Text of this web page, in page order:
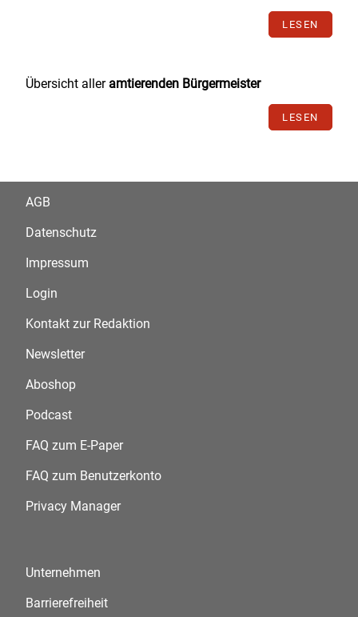
LESEN
Übersicht aller amtierenden Bürgermeister
LESEN
AGB
Datenschutz
Impressum
Login
Kontakt zur Redaktion
Newsletter
Aboshop
Podcast
FAQ zum E-Paper
FAQ zum Benutzerkonto
Privacy Manager
Unternehmen
Barrierefreiheit